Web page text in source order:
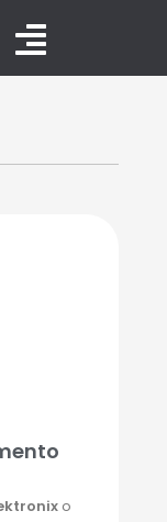
o